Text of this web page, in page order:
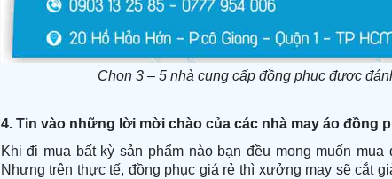
Chọn 3 – 5 nhà cung cấp đồng phục được
4. Tin vào những lời mời chào của các nhà may áo đồng
Khi đi mua bất kỳ sản phẩm nào bạn đều mong muốn
Nhưng trên thực tế, đồng phục giá rẻ thì xưởng may sẽ cắt